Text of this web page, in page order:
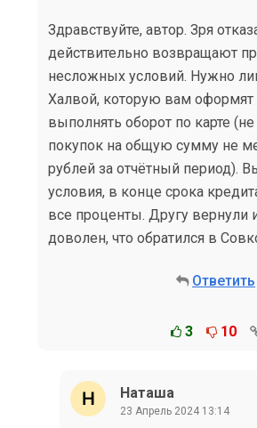
Здравствуйте, автор. Зря
действительно возвращают
несложных условий. Нужно
Халвой, которую вам оформят
выполнять оборот по карте
покупок на общую сумму не
рублей за отчётный период).
условия, в конце срока
все проценты. Другу вернули
доволен, что обратился в
Ответить
3 10
Наташа
23 Апрель 2024 13:14